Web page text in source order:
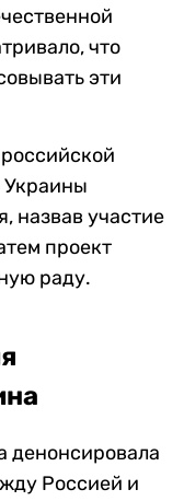
что
эти
Украины
назвав участие
проект
раду.
денонсировала
Россией и